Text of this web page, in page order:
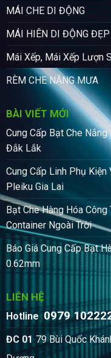
MÁI CHE DI ĐỘNG
MÁI HIÊN DI ĐỘNG ĐẸP
Mái Xếp, Mái Xếp Lượn
RÈM CHE NẮNG MƯA
BÀI VIẾT MỚI
Cung Cấp Bạt Che
Đắk Lắk
Cung Cấp Linh Phụ
Pleiku Gia Lai
Bạt Che Hàng Hóa
Container Ngoài Trời
Báo Giá Cung Cấp Bạt
0.62mm
LIÊN HỆ
Hotline: 0979
ĐC 01:79 Bùi Quốc